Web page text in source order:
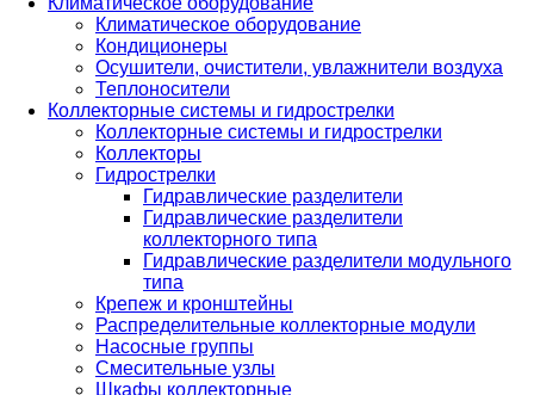
Климатическое оборудование
Кондиционеры
Осушители, очистители, увлажнители воздуха
Теплоносители
Коллекторные системы и гидрострелки
Коллекторные системы и гидрострелки
Коллекторы
Гидрострелки
Гидравлические разделители
Гидравлические разделители
коллекторного типа
Гидравлические разделители модульного
типа
Крепеж и кронштейны
Распределительные коллекторные модули
Насосные группы
Смесительные узлы
Шкафы коллекторные